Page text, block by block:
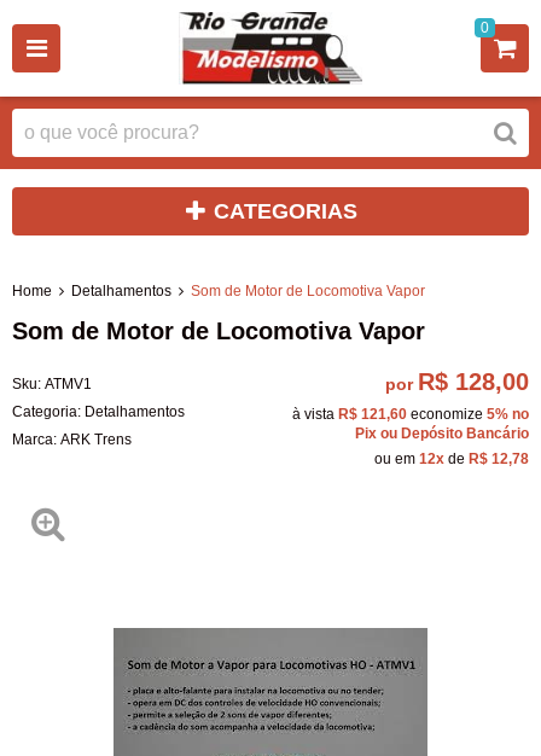
0
CATEGORIAS
Home Detalhamentos Som de Motor de Locomotiva Vapor
Som de Motor de Locomotiva Vapor
Sku: ATMV1
Categoria: Detalhamentos
Marca: ARK Trens
por R$ 128,00
à vista R$ 121,60 economize 5% no
Pix ou Depósito Bancário
ou em 12x de R$ 12,78